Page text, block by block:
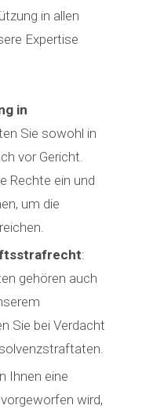
in allen
Expertise
in
Sie sowohl in
vor Gericht.
Rechte ein und
um die
:
gehören auch
Sie bei Verdacht
Ihnen eine
wird,